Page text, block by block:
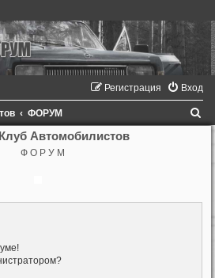
Вход
Регистрация
ФОРУМ
Автомобилистов
Ф О Р У М